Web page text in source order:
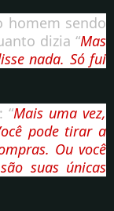
homem sendo
dizia “Mas
nada. Só fui
“Mais uma vez,
pode tirar a
Ou você
suas únicas